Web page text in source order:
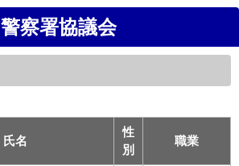
警察署協議会
氏名
性
別
職業